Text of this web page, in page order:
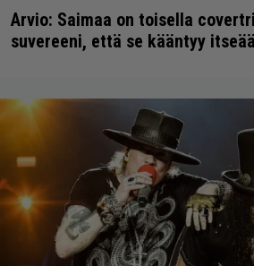
Arvio: Saimaa on toisella
suvereeni, että se kääntyy